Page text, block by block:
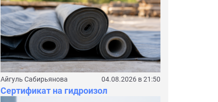
Айгуль Сабирьянова 04.08.2026 в 21:50
Сертификат на гидроизол